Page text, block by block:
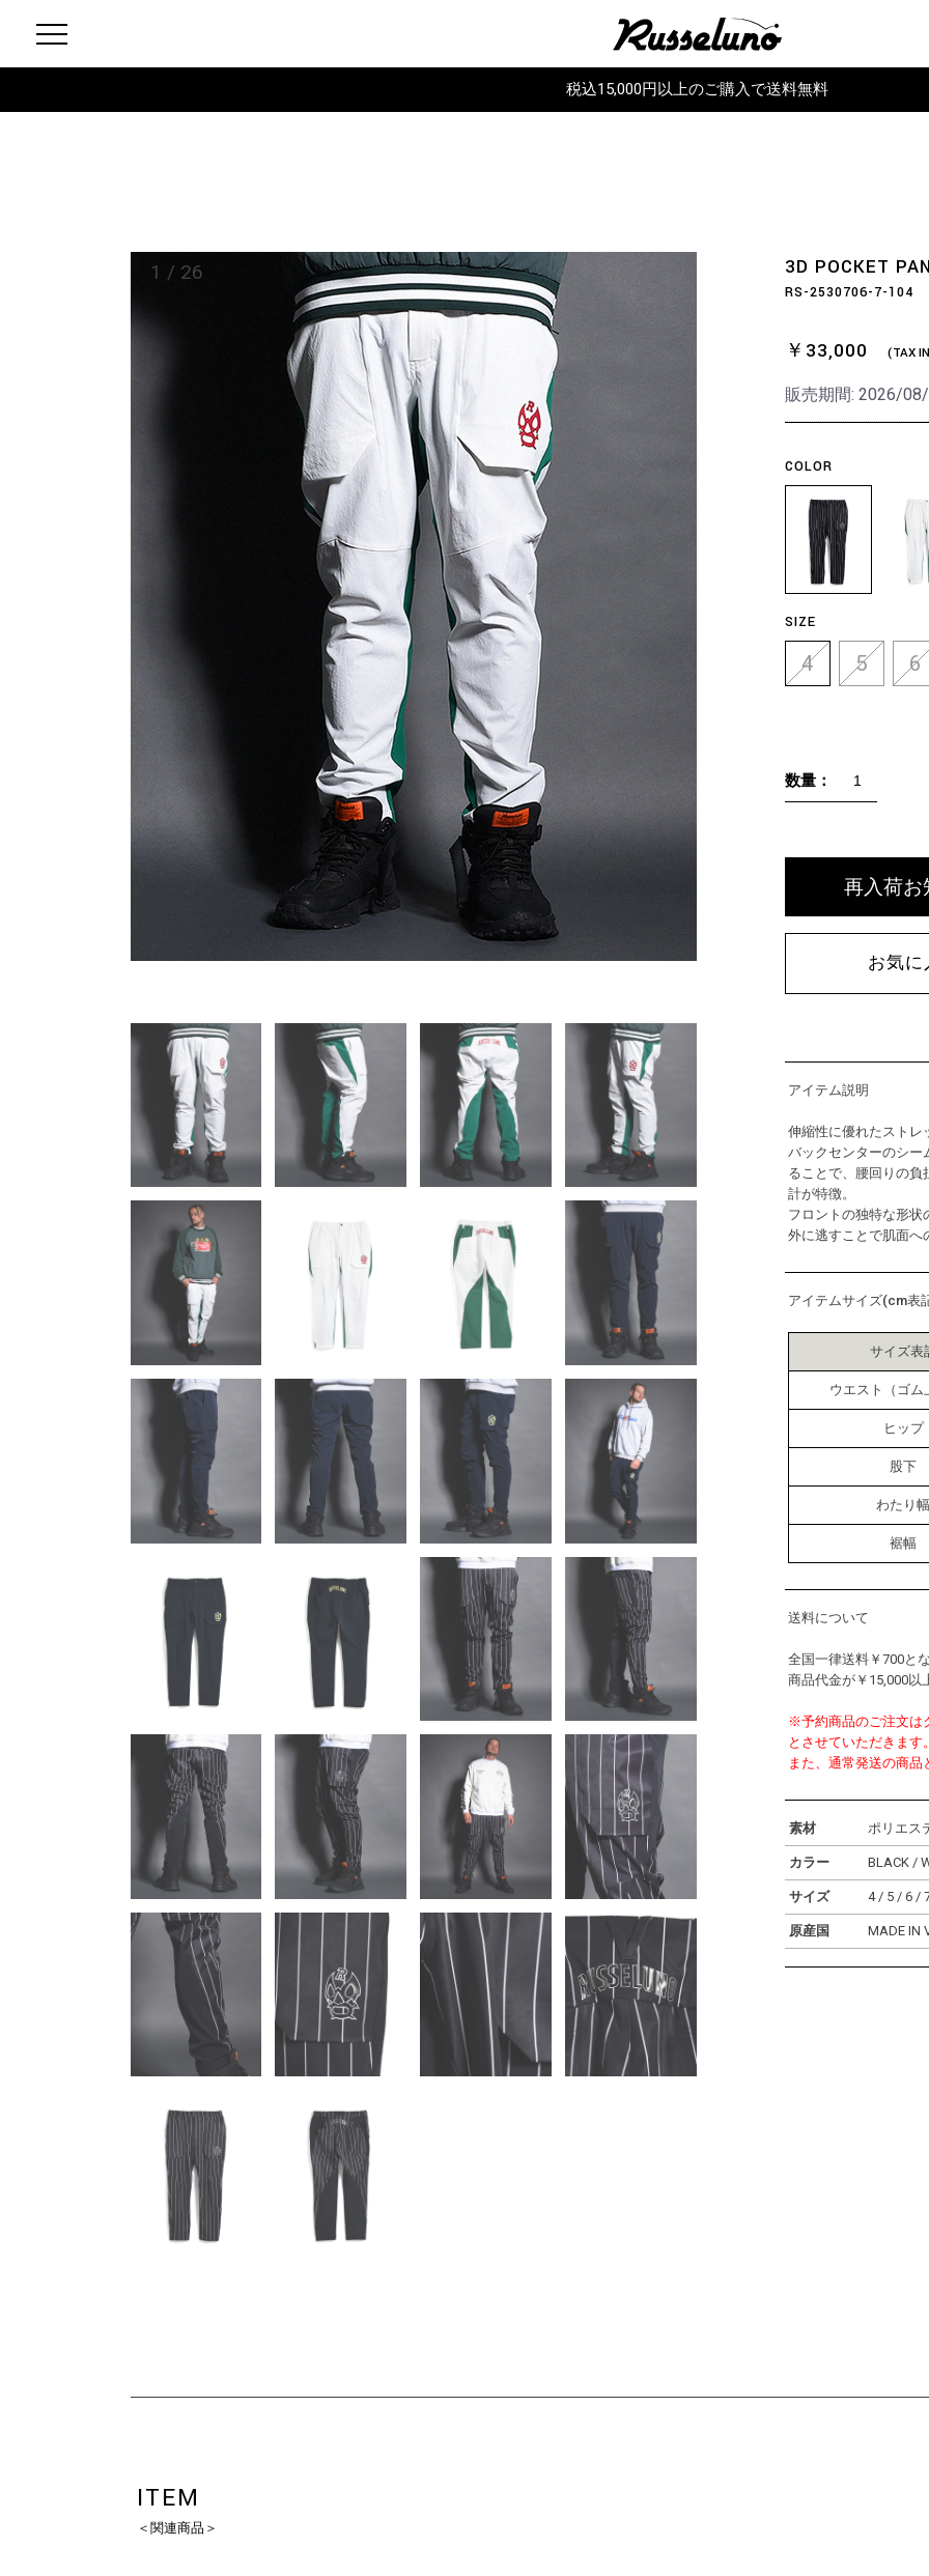
税込15,000円以上のご購入で送料無料
1 / 26 3D POCKET
RS-2530706-7-104
￥33,000 (TAX
販売期間: 2026/
COLOR
SIZE
4 5 6
数量：
再入荷お
お気に
アイテム説明
伸縮性に優れたストレ
バックセンターのシー
ることで、腰回りの負
計が特徴。
フロントの独特な形状
外に逃すことで肌面へ
アイテムサイズ(cm表
サイズ表
ウエスト（ゴム
ヒップ
股下
わたり幅
裾幅
送料について
全国一律送料￥700とな
商品代金が￥15,000以
※予約商品のご注文は
とさせていただきます。
また、通常発送の商品
素材 ポリエス
カラー BLACK /
サイズ 4 / 5 / 6 /
原産国 MADE IN
ITEM
＜関連商品＞